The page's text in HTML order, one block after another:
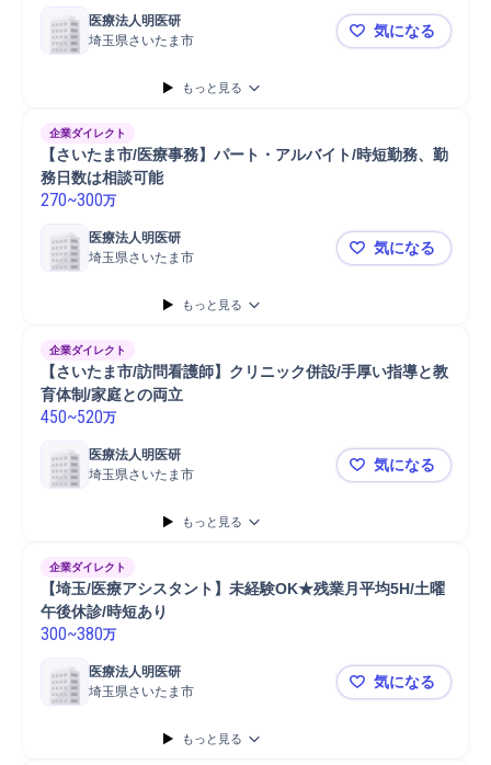
医療法人明医研
埼玉県さいたま市
【埼玉/医療
気になる
もっと見る
企業ダイレクト
【さいたま市/医療事務】パート・アルバイト/時短勤務、勤
務日数は相談可能
270~300万
医療法人明医研
埼玉県さいたま市
【さいたま
気になる
もっと見る
企業ダイレクト
【さいたま市/訪問看護師】クリニック併設/手厚い指導と教
育体制/家庭との両立
450~520万
医療法人明医研
埼玉県さいたま市
【さいたま
気になる
もっと見る
企業ダイレクト
【埼玉/医療アシスタント】未経験OK★残業月平均5H/土曜
午後休診/時短あり
300~380万
医療法人明医研
埼玉県さいたま市
【埼玉/医
気になる
もっと見る